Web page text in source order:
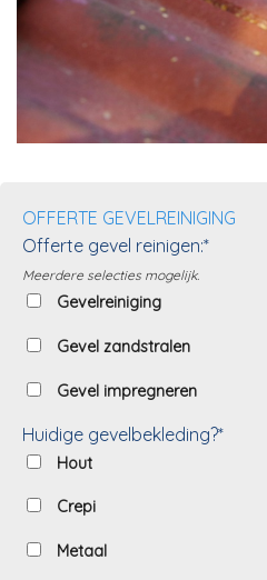
OFFERTE GEVELREINIGING
Offerte gevel reinigen:*
Meerdere selecties mogelijk.
Gevelreiniging
Gevel zandstralen
Gevel impregneren
Huidige gevelbekleding?*
Hout
Crepi
Metaal